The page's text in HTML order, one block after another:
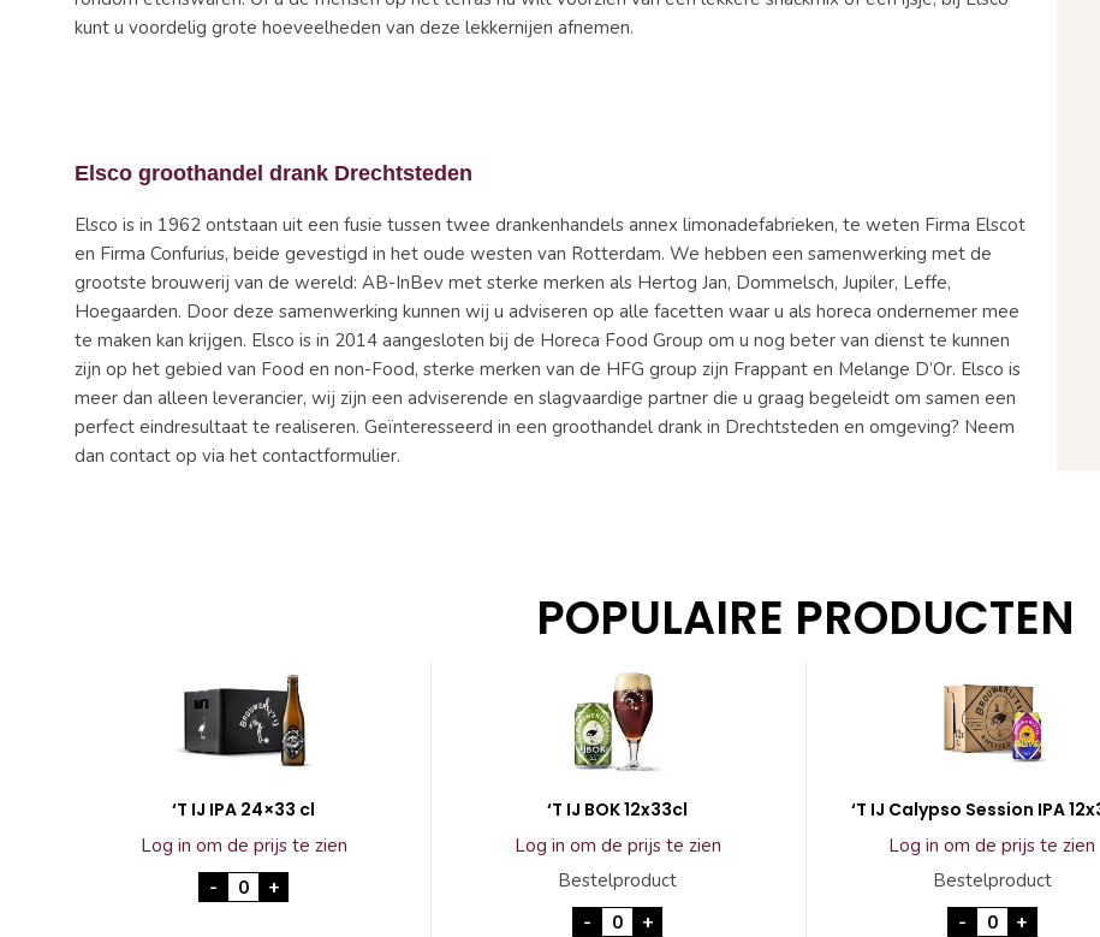
kunt u voordelig grote hoeveelheden van deze lekkernijen afnemen.
Elsco groothandel drank Drechtsteden
Elsco is in 1962 ontstaan uit een fusie tussen twee drankenhandels annex limonadefabrieken, te weten Firma Elscot
en Firma Confurius, beide gevestigd in het oude westen van Rotterdam. We hebben een samenwerking met de
grootste brouwerij van de wereld: AB-InBev met sterke merken als Hertog Jan, Dommelsch, Jupiler, Leffe,
Hoegaarden. Door deze samenwerking kunnen wij u adviseren op alle facetten waar u als horeca ondernemer mee
te maken kan krijgen. Elsco is in 2014 aangesloten bij de Horeca Food Group om u nog beter van dienst te kunnen
zijn op het gebied van Food en non-Food, sterke merken van de HFG group zijn Frappant en Melange D’Or. Elsco is
meer dan alleen leverancier, wij zijn een adviserende en slagvaardige partner die u graag begeleidt om samen een
perfect eindresultaat te realiseren. Geïnteresseerd in een groothandel drank in Drechtsteden en omgeving? Neem
dan contact op via het contactformulier.
POPULAIRE PRODUCTEN
‘T IJ IPA 24×33 cl
Log in om de prijs te zien
- 'T IJ IPA 24x33 cl aantal
+
‘T IJ BOK 12x33cl
Log in om de prijs te zien
Bestelproduct
- 'T IJ BOK 12x33cl aantal
+
‘T IJ Calypso Session IPA
Log in om de prijs te zien
Bestelproduct
- 'T IJ Calypso
+